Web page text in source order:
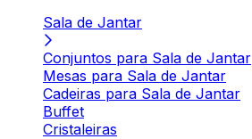
Sala de Jantar
Conjuntos para Sala de Jantar
Mesas para Sala de Jantar
Cadeiras para Sala de Jantar
Buffet
Cristaleiras